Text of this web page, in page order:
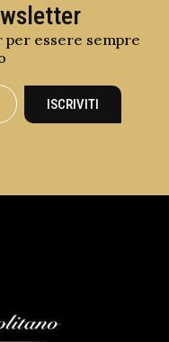
essere sempre
ISCRIVITI